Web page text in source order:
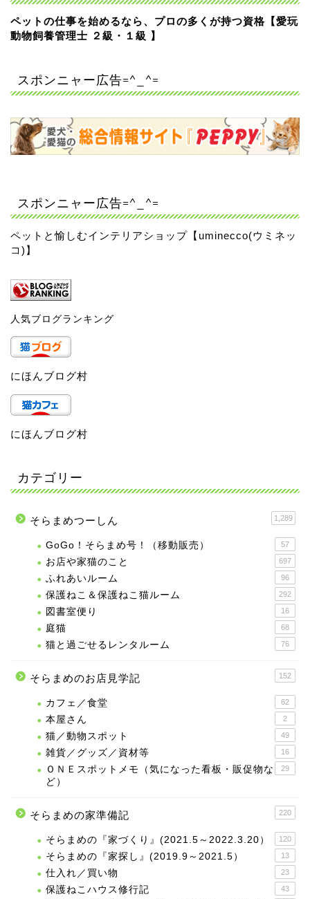
ペットの仕事を始めるなら、プロの多くが持つ資格【愛玩
動物飼養管理士 ２級・１級 】
スポンニャー広告=^_^=
スポンニャー広告=^_^=
ペットと愉しむインテリアショップ【uminecco(ウミネッ
コ)】
人気ブログランキング
にほんブログ村
にほんブログ村
カテゴリー
そらまめつーしん 1,289
GoGo！そらまめ号！（移動販売） 57
お店や家猫のこと 697
ふれあいルーム 96
保護ねこ＆保護ねこ猫ルーム 292
図書室便り 16
庭猫 68
猫と過ごせるレンタルーム 76
そらまめのお店見学記 152
カフェ／食堂 62
本屋さん 2
猫／動物スポット 49
雑貨／グッズ／資材等 16
ＯＮＥスポットメモ（気になった看板・販促物な
ど）
29
そらまめの家準備記 220
そらまめの『家づくり』(2021.5～2022.3.20） 120
そらまめの『家探し』(2019.9～2021.5） 13
仕入れ／買い物 23
保護ねこハウス修行記 43